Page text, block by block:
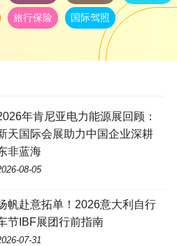
旅行保险 国际驾照
年肯尼亚电力能源展回顾：
天国际会展助力中国企业深耕
非蓝海
08-05
帆赴意拓单！2026意大利自行
节IBF展团行前指南
07-31